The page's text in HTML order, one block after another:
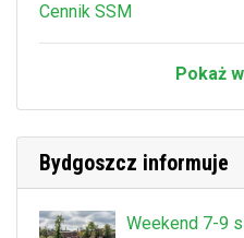
Cennik SSM
Pokaż
Bydgoszcz informuje
Weekend 7-9